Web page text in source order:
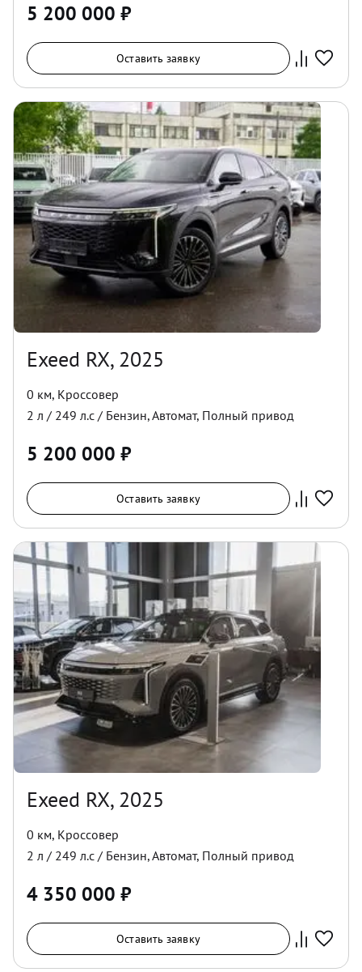
5 200 000 ₽
Оставить заявку
Exeed RX, 2025
0 км, Кроссовер
2 л / 249 л.с / Бензин,Автомат, Полный привод
5 200 000 ₽
Оставить заявку
Exeed RX, 2025
0 км, Кроссовер
2 л / 249 л.с / Бензин,Автомат, Полный привод
4 350 000 ₽
Оставить заявку